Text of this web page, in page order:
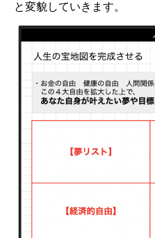
と変貌していきます。